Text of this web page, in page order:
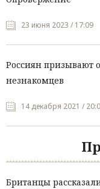
23 июня 2023 / 17:09
Россиян призывают
незнакомцев
14 декабря 2021 /
Британцы